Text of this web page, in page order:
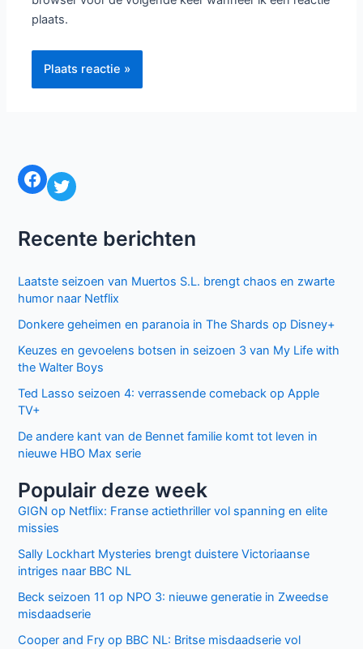
plaats.
Facebook Twitter
Recente berichten
Laatste seizoen van Muertos S.L. brengt chaos en zwarte
humor naar Netflix
Donkere geheimen en paranoia in The Shards op Disney+
Keuzes en gevoelens botsen in seizoen 3 van My Life with
the Walter Boys
Ted Lasso seizoen 4: verrassende comeback op Apple
TV+
De andere kant van de Bennet familie komt tot leven in
nieuwe HBO Max serie
Populair deze week
GIGN op Netflix: Franse actiethriller vol spanning en elite
missies
Sally Lockhart Mysteries brengt duistere Victoriaanse
intriges naar BBC NL
Beck seizoen 11 op NPO 3: nieuwe generatie in Zweedse
misdaadserie
Cooper and Fry op BBC NL: Britse misdaadserie vol